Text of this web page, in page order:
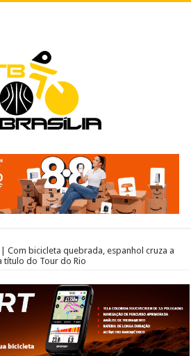
Com bicicleta quebrada, espanhol cruza a
título do Tour do Rio